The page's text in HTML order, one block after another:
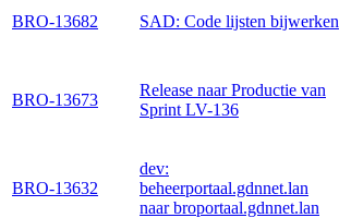
BRO-13682 SAD: Code lijsten bijwerken
BRO-13673
Release naar Productie van
Sprint LV-136
BRO-13632
dev:
beheerportaal.gdnnet.lan
naar broportaal.gdnnet.lan